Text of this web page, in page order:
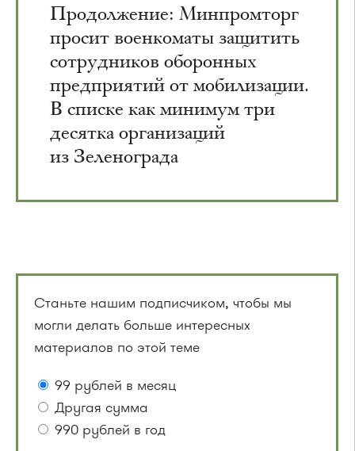
Продолжение: Минпромторг
просит военкоматы защитить
сотрудников оборонных
предприятий от мобилизации.
В списке как минимум три
десятка организаций
из Зеленограда
Станьте нашим подписчиком, чтобы мы
могли делать больше интересных
материалов по этой теме
99 рублей в месяц
Другая сумма
990 рублей в год